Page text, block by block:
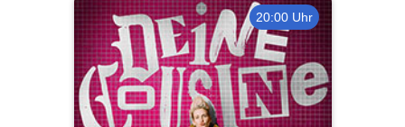
20:00 Uhr